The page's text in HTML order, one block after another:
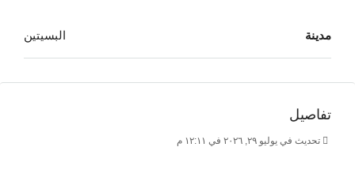
على مسافة قصيرة سيرًا على الأقدام من ملعب
مدينة البسيتين
تفاصيل
تحديث في يوليو ٢٩, ٢٠٢٦ في ١٢:١١ م